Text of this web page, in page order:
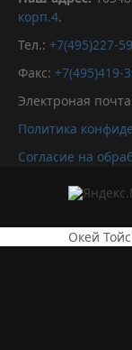
корп.4.
Тел.: +7(495)227-
Факс: +7(495)419-
Электроная
Политика
Согласие на
Окей